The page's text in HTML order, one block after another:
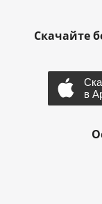
Скачайте